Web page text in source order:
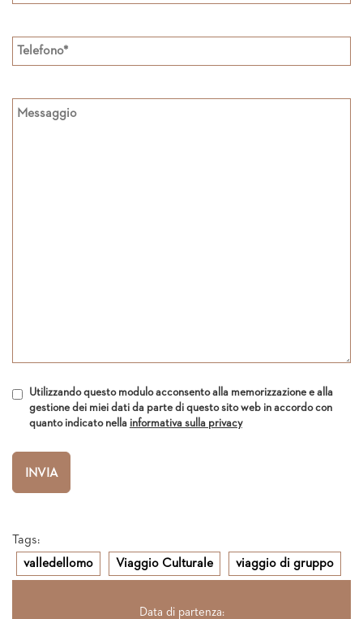
Utilizzando questo modulo acconsento alla memorizzazione e alla
gestione dei miei dati da parte di questo sito web in accordo con
quanto indicato nella informativa sulla privacy
Tags:
valledellomo
Viaggio Culturale viaggio di gruppo
Data di partenza: